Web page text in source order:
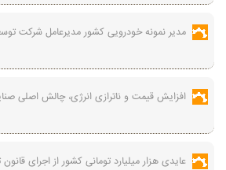
مدیر نمونه خودرویی کشور مدیرعامل شرکت
افزایش قیمت و ناترازی انرژی، چالش اصلی
عایدی هزار میلیارد تومانی کشور از اجرای